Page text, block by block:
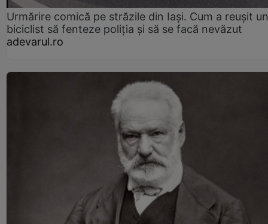
Urmărire comică pe străzile din Iași. Cum a reușit un
biciclist să fenteze poliția și să se facă nevăzut
adevarul.ro